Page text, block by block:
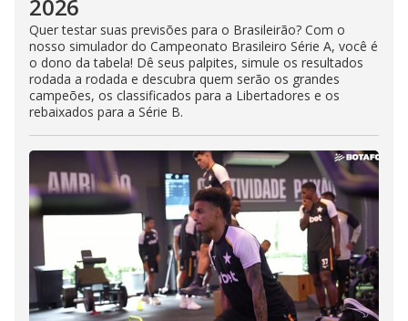
2026
Quer testar suas previsões para o Brasileirão? Com o
nosso simulador do Campeonato Brasileiro Série A, você é
o dono da tabela! Dê seus palpites, simule os resultados
rodada a rodada e descubra quem serão os grandes
campeões, os classificados para a Libertadores e os
rebaixados para a Série B.